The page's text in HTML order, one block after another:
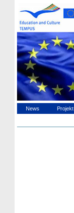
News Projekt